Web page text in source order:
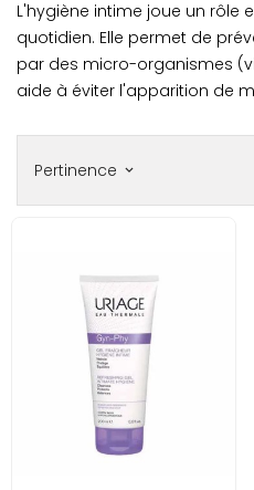
L'hygiène intime joue un rôle
quotidien. Elle permet de
par des micro-organismes
aide à éviter l'apparition de
Pertinence keyboard_arrow_down